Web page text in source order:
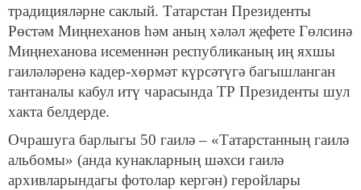
традицияләрне саклый. Татарстан Президенты
Рөстәм Миңнеханов һәм аның хәләл җефете Гөлсинә
Миңнеханова исеменнән республиканың иң яхшы
гаиләләренә кадер-хөрмәт күрсәтүгә багышланган
тантаналы кабул итү чарасында ТР Президенты шул
хакта белдерде.
Очрашуга барлыгы 50 гаилә – «Татарстанның гаилә
альбомы» (анда кунакларның шәхси гаилә
архивларындагы фотолар кергән) геройлары